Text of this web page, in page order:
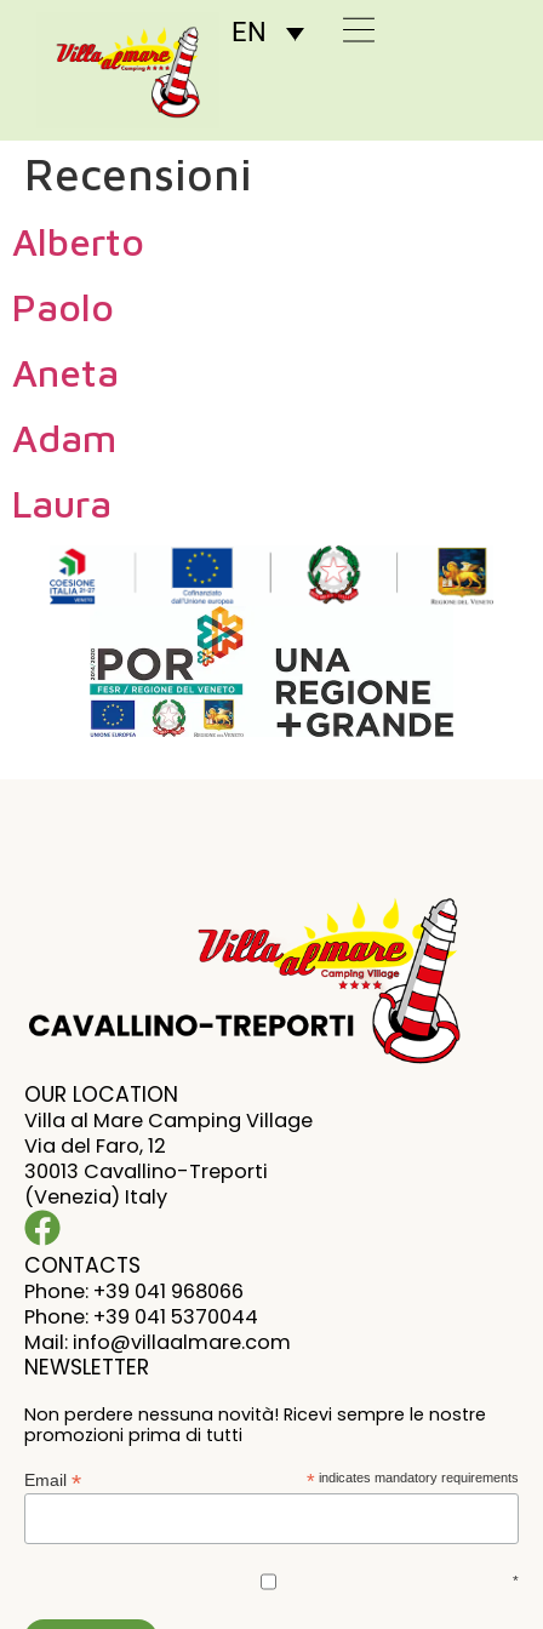
EN
Recensioni
Alberto
Paolo
Aneta
Adam
Laura
OUR LOCATION
Villa al Mare Camping Village
Via del Faro, 12
30013 Cavallino-Treporti
(Venezia) Italy
CONTACTS
Phone: +39 041 968066
Phone: +39 041 5370044
Mail: info@villaalmare.com
NEWSLETTER
Non perdere nessuna novità! Ricevi sempre le nostre
promozioni prima di tutti
* indicates mandatory requirements
Email *
*